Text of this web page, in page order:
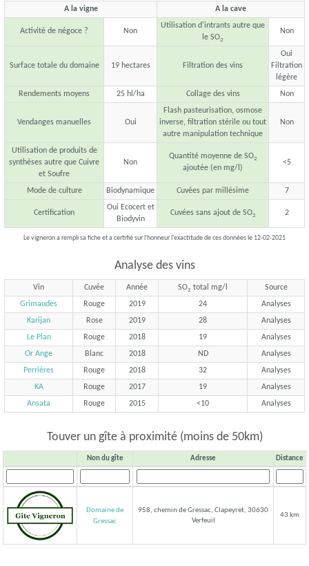
A la vigne A la cave
Activité de négoce ? Non
Utilisation d'intrants autre que
le SO2
Non
Surface totale du domaine 19 hectares Filtration des vins
Oui
Filtration
légère
Rendements moyens
25 hl/ha Collage des vins Non
Vendanges manuelles Oui
Flash pasteurisation, osmose
inverse, filtration stérile ou tout
autre manipulation technique
Non
Utilisation de produits de
synthèses autre que Cuivre
et Soufre
Non
Quantité moyenne de SO2
ajoutée (en mg/l)
<5
Mode de culture Biodynamique Cuvées par millésime 7
Certification
Oui Ecocert et
Biodyvin
Cuvées sans ajout de SO2 2
Le vigneron a rempli sa fiche et a certifié sur l'honneur l'exactitude de ces données le 12-02-2021
Analyse des vins
Vin Cuvée Année SO2 total mg/l
Source
Grimaudes
Rouge 2019 24
Analyses
Karijan
Rose 2019 28
Analyses
Le Plan
Rouge 2018 19
Analyses
Or Ange
Blanc 2018 ND
Analyses
Perrières
Rouge 2018 32
Analyses
KA
Rouge 2017 19
Analyses
Ansata
Rouge 2015 <10 Analyses
Touver un gîte à proximité (moins de 50km)
Non du gîte Adresse Distance
Domaine de
Gressac
958, chemin de Gressac, Clapeyret, 30630
Verfeuil
43 km